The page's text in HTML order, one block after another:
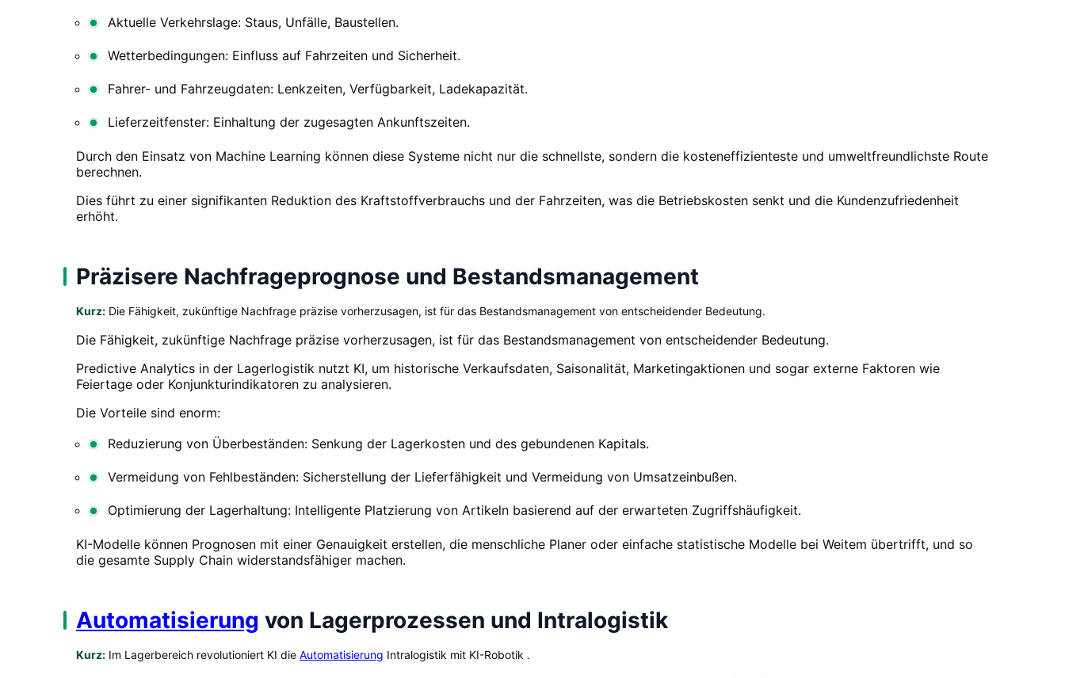
Aktuelle Verkehrslage: Staus, Unfälle, Baustellen.
Wetterbedingungen: Einfluss auf Fahrzeiten und Sicherheit.
Fahrer- und Fahrzeugdaten: Lenkzeiten, Verfügbarkeit, Ladekapazität.
Lieferzeitfenster: Einhaltung der zugesagten Ankunftszeiten.
Durch den Einsatz von Machine Learning können diese Systeme nicht nur die schnellste, sondern die kosteneffizienteste und umweltfreundlichste Route
berechnen.
Dies führt zu einer signifikanten Reduktion des Kraftstoffverbrauchs und der Fahrzeiten, was die Betriebskosten senkt und die Kundenzufriedenheit
erhöht.
Präzisere Nachfrageprognose und Bestandsmanagement
Kurz: Die Fähigkeit, zukünftige Nachfrage präzise vorherzusagen, ist für das Bestandsmanagement von entscheidender Bedeutung.
Die Fähigkeit, zukünftige Nachfrage präzise vorherzusagen, ist für das Bestandsmanagement von entscheidender Bedeutung.
Predictive Analytics in der Lagerlogistik nutzt KI, um historische Verkaufsdaten, Saisonalität, Marketingaktionen und sogar externe Faktoren wie
Feiertage oder Konjunkturindikatoren zu analysieren.
Die Vorteile sind enorm:
Reduzierung von Überbeständen: Senkung der Lagerkosten und des gebundenen Kapitals.
Vermeidung von Fehlbeständen: Sicherstellung der Lieferfähigkeit und Vermeidung von Umsatzeinbußen.
Optimierung der Lagerhaltung: Intelligente Platzierung von Artikeln basierend auf der erwarteten Zugriffshäufigkeit.
KI-Modelle können Prognosen mit einer Genauigkeit erstellen, die menschliche Planer oder einfache statistische Modelle bei Weitem übertrifft, und so
die gesamte Supply Chain widerstandsfähiger machen.
Automatisierung von Lagerprozessen und Intralogistik
Kurz: Im Lagerbereich revolutioniert KI die Automatisierung Intralogistik mit KI-Robotik .